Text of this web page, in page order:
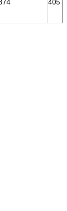
405
(HMSE02 22kW),